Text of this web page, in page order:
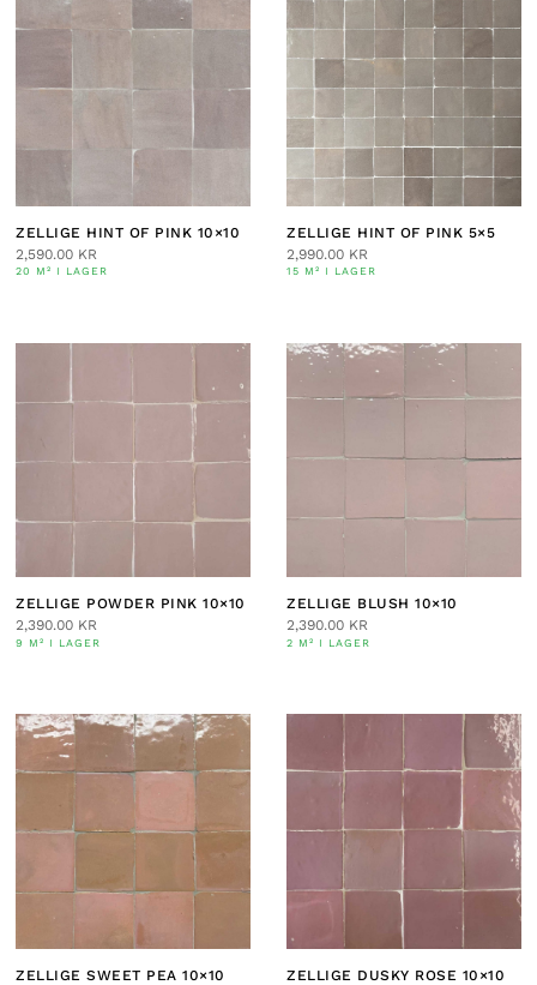
ZELLIGE HINT OF PINK 10×10
2,590.00 KR
20 M² I LAGER
ZELLIGE HINT OF PINK 5×5
2,990.00 KR
15 M² I LAGER
ZELLIGE POWDER PINK 10×10
2,390.00 KR
9 M² I LAGER
ZELLIGE BLUSH 10×10
2,390.00 KR
2 M² I LAGER
ZELLIGE SWEET PEA 10×10
ZELLIGE DUSKY ROSE 10×10